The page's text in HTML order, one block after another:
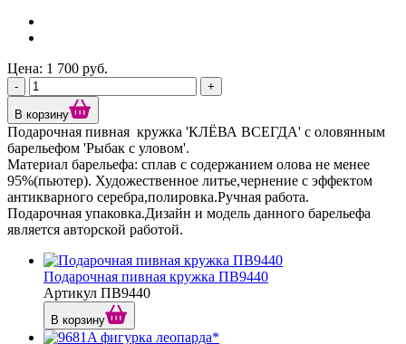
Цена: 1 700 руб.
- +
В корзину
Подарочная пивная кружка 'КЛЁВА ВСЕГДА' с оловянным
барельефом 'Рыбак с уловом'.
Материал барельефа: сплав с содержанием олова не менее
95%(пьютер). Художественное литье,чернение с эффектом
антикварного серебра,полировка.Ручная работа.
Подарочная упаковка.Дизайн и модель данного барельефа
является авторской работой.
Подарочная пивная кружка ПВ9440
Артикул ПВ9440
В корзину